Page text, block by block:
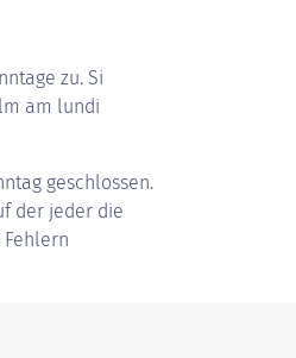
zu. Si
am lundi
geschlossen.
der jeder die